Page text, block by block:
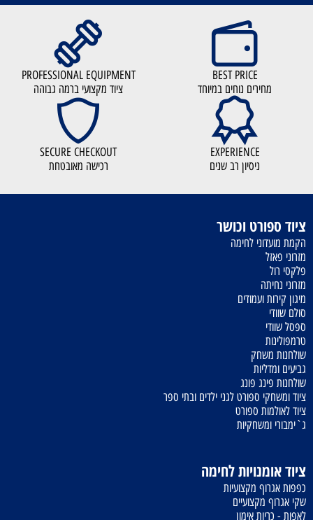
BEST PRICE
מחירים נוחים במיוחד
PROFESSIONAL EQUIPMENT
ציוד מקצועי ברמה גבוהה
EXPERIENCE
ניסיון רב שנים
SECURE CHECKOUT
רכישה מאובטחת
ציוד ספורט וכושר
הקמת מועדוני לחימה
מזרוני פאזל
פלקסי רול
מזרוני נחיתה
מיגון קירות ועמודים
סולם שוודי
ספסל שוודי
טרמפולינות
שולחנות משחק
גביעים ומדליות
שולחנות פינג פונג
ציוד ומשחקי ספורט לגני ילדים ובתי ספר
ציוד לאולמות ספורט
ג`ימבורי ומשחקיות
ציוד אומנויות לחימה
כפפות אגרוף מקצועיות
שקי אגרוף מקצועיים
לאפות - כריות אימון